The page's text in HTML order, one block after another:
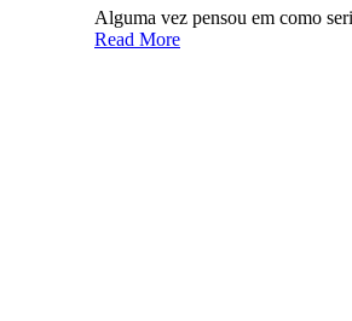
Alguma vez pensou em como
Read More